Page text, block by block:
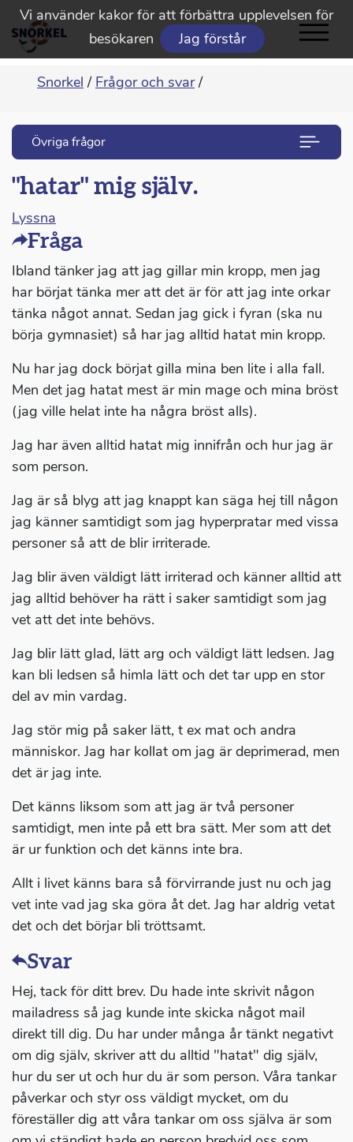
Vi använder kakor för att förbättra upplevelsen för
besökaren
Jag förstår
Snorkel / Frågor och svar /
Övriga frågor
"hatar" mig själv.
Lyssna
Fråga
Ibland tänker jag att jag gillar min kropp, men jag
har börjat tänka mer att det är för att jag inte orkar
tänka något annat. Sedan jag gick i fyran (ska nu
börja gymnasiet) så har jag alltid hatat min kropp.
Nu har jag dock börjat gilla mina ben lite i alla fall.
Men det jag hatat mest är min mage och mina bröst
(jag ville helat inte ha några bröst alls).
Jag har även alltid hatat mig innifrån och hur jag är
som person.
Jag är så blyg att jag knappt kan säga hej till någon
jag känner samtidigt som jag hyperpratar med vissa
personer så att de blir irriterade.
Jag blir även väldigt lätt irriterad och känner alltid att
jag alltid behöver ha rätt i saker samtidigt som jag
vet att det inte behövs.
Jag blir lätt glad, lätt arg och väldigt lätt ledsen. Jag
kan bli ledsen så himla lätt och det tar upp en stor
del av min vardag.
Jag stör mig på saker lätt, t ex mat och andra
människor. Jag har kollat om jag är deprimerad, men
det är jag inte.
Det känns liksom som att jag är två personer
samtidigt, men inte på ett bra sätt. Mer som att det
är ur funktion och det känns inte bra.
Allt i livet känns bara så förvirrande just nu och jag
vet inte vad jag ska göra åt det. Jag har aldrig vetat
det och det börjar bli tröttsamt.
Svar
Hej, tack för ditt brev. Du hade inte skrivit någon
mailadress så jag kunde inte skicka något mail
direkt till dig. Du har under många år tänkt negativt
om dig själv, skriver att du alltid "hatat" dig själv,
hur du ser ut och hur du är som person. Våra tankar
påverkar och styr oss väldigt mycket, om du
föreställer dig att våra tankar om oss själva är som